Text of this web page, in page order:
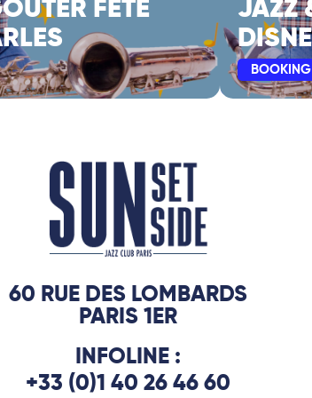
FÊTE
JAZZ
BOOKING
60 RUE DES LOMBARDS
PARIS 1ER
INFOLINE :
+33 (0)1 40 26 46 60